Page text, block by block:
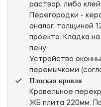
раствор, либо
Перегородки -
аналог, толщиной
проекта. Кладка
пену.
Устройство
перемычками
Плоская кровля
Кровельное
ЖБ плита 220мм.